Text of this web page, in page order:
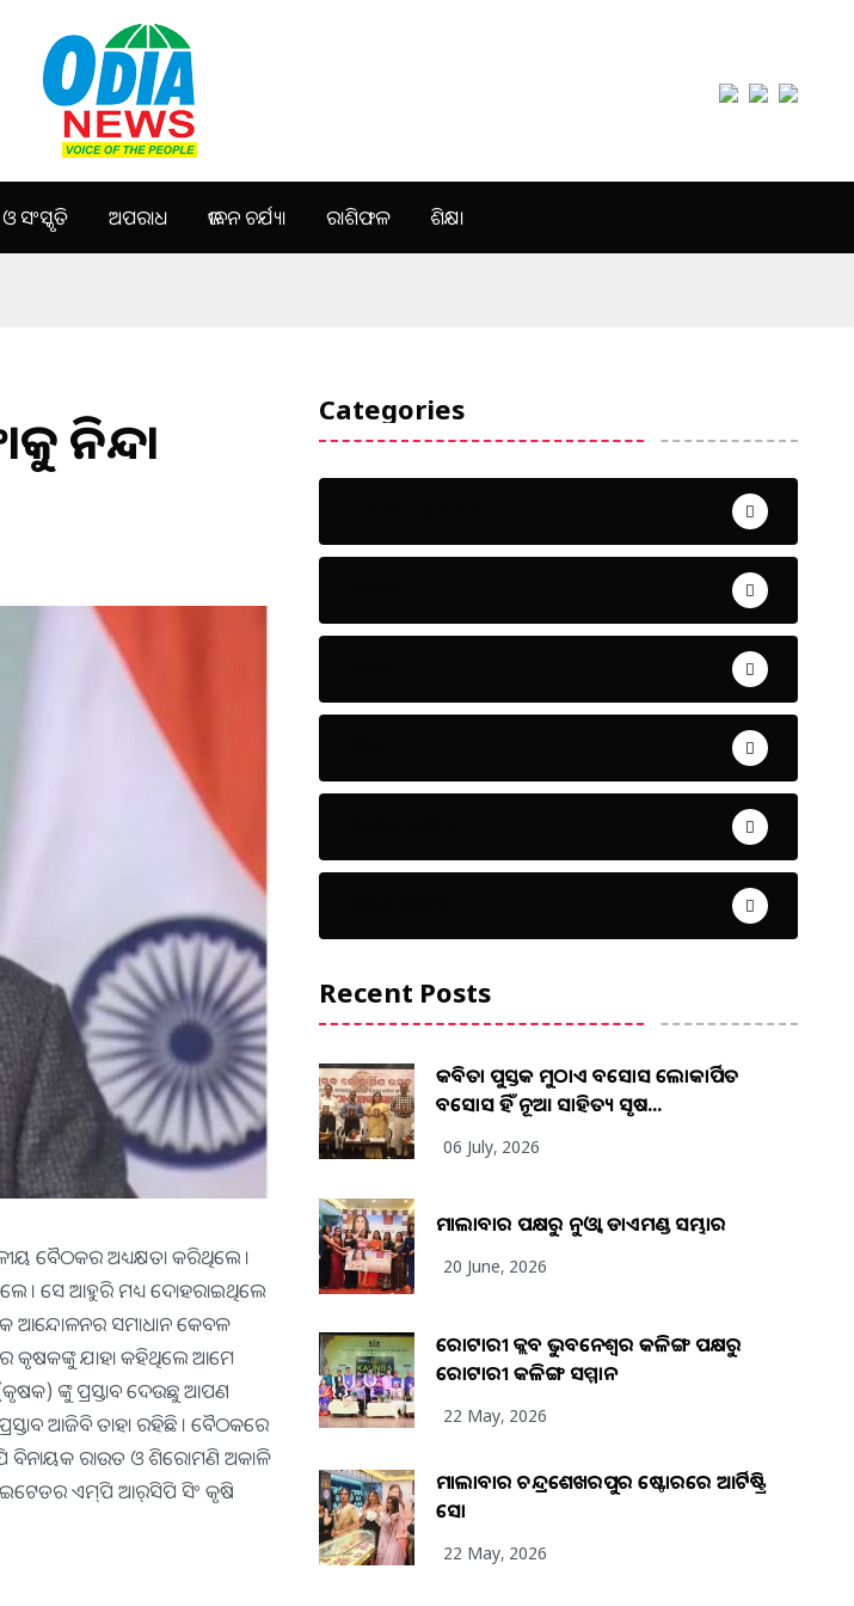
ସଂସ୍କୃତି ଅପରାଧ ଜୀବନ ଚର୍ଯ୍ୟା ରାଶିଫଳ ଶିକ୍ଷା
ନିନ୍ଦା
ବୈଠକର ଅଧ୍ୟକ୍ଷତା କରିଥିଲେ ।
। ସେ ଆହୁରି ମଧ୍ୟ ଦୋହରାଇଥିଲେ
ଆନ୍ଦୋଳନର ସମାଧାନ କେବଳ
କୃଷକଙ୍କୁ ଯାହା କହିଥିଲେ ଆମେ
ଙ୍କୁ ପ୍ରସ୍ତାବ ଦେଉଛୁ ଆପଣ
ଆଜିବି ତାହା ରହିଛି । ବୈଠକରେ
ବିନାୟକ ରାଉତ ଓ ଶିରୋମଣି ଅକାଳି
ଏମ୍‌ପି ଆର୍‌ସିପି ସିଂ କୃଷି
Categories
Recent Posts
କବିତା ପୁସ୍ତକ ମୁଠାଏ ଅବସୋସ ଲୋକାର୍ପିତ
ଅବସୋସ ହିଁ ନୂଆ ସାହିତ୍ୟ ସୃଷ...
06 July, 2026
ମାଲାବାର ପକ୍ଷରୁ ନୁଓ୍ବା ଡାଏମଣ୍ଡ ସମ୍ଭାର
20 June, 2026
ରୋଟାରୀ କ୍ଲବ ଭୁବନେଶ୍ୱର କଳିଙ୍ଗ ପକ୍ଷରୁ
ରୋଟାରୀ କଳିଙ୍ଗ ସମ୍ମାନ
22 May, 2026
ମାଲାବାର ଚନ୍ଦ୍ରଶେଖରପୁର ଷ୍ଟୋରରେ ଆର୍ଟିଷ୍ଟ୍ରି
ସୋ
22 May, 2026